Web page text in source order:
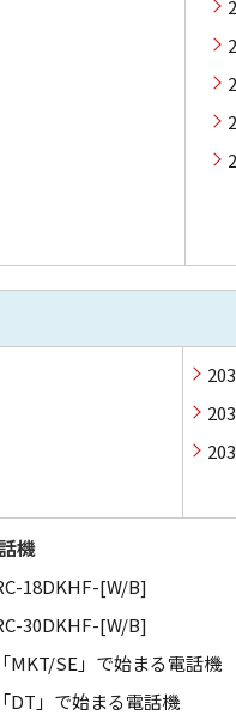
機
18DKHF-[W/B]
30DKHF-[W/B]
MKT/SE」で始まる電話機
DT」で始まる電話機